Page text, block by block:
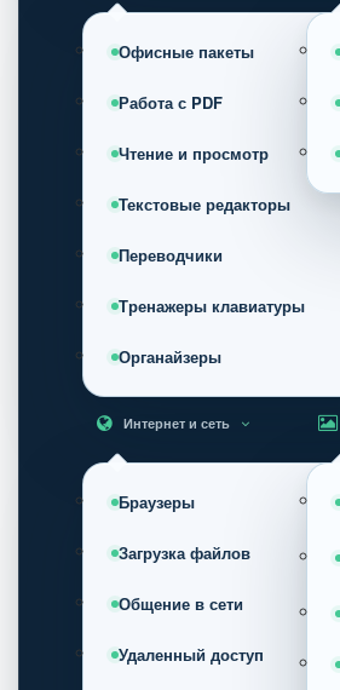
Офисные пакеты
Работа с PDF
Чтение и просмотр
Текстовые редакторы
Переводчики
Тренажеры клавиатуры
Органайзеры
Интернет и сеть
Браузеры
Загрузка файлов
Общение в сети
Удаленный доступ